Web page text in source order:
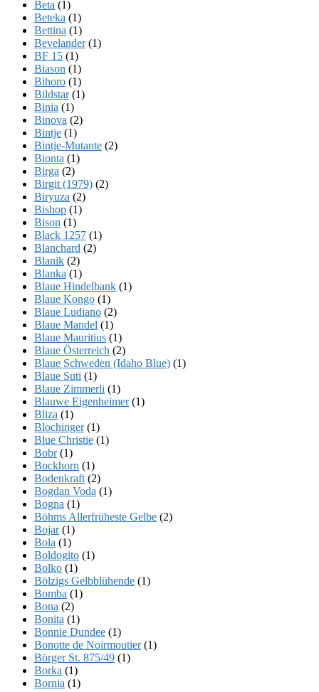
Beta (1)
Beteka (1)
Bettina (1)
Bevelander(1)
BF 15 (1)
Biason (1)
Bihoro (1)
Bildstar(1)
Binia (1)
Binova (2)
Bintje (1)
Bintje-Mutante (2)
Bionta (1)
Birga (2)
Birgit (1979) (2)
Biryuza (2)
Bishop (1)
Bison (1)
Black 1257 (1)
Blanchard (2)
Blanik (2)
Blanka (1)
Blaue Hindelbank (1)
Blaue Kongo (1)
Blaue Ludiano (2)
Blaue Mandel (1)
Blaue Mauritius (1)
Blaue Österreich (2)
Blaue Schweden (Idaho Blue) (1)
Blaue Suti (1)
Blaue Zimmerli (1)
Blauwe Eigenheimer(1)
Bliza (1)
Blochinger(1)
Blue Christie (1)
Bobr(1)
Bockhorn (1)
Bodenkraft (2)
Bogdan Voda (1)
Bogna (1)
Böhms Allerfrüheste Gelbe (2)
Bojar(1)
Bola (1)
Boldogito (1)
Bolko (1)
Bölzigs Gelbblühende (1)
Bomba (1)
Bona (2)
Bonita (1)
Bonnie Dundee (1)
Bonotte de Noirmoutier(1)
Börger St. 875/49 (1)
Borka (1)
Bornia (1)